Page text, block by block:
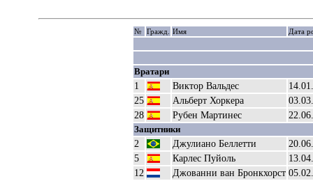
№ Гражд. Имя Дата
Вратари
1 Виктор Вальдес
25
Альберт Хоркера
28
Рубен Мартинес
Защитники
2 Джулиано Беллетти
5
Карлес Пуйоль
12
Джованни ван Бронкхорст